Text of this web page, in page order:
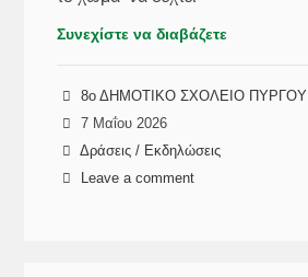
Συνεχίστε να διαβάζετε
8ο ΔΗΜΟΤΙΚΟ ΣΧΟΛΕΙΟ ΠΥΡΓΟΥ
7 Μαΐου 2026
Δράσεις / Εκδηλώσεις
Leave a comment